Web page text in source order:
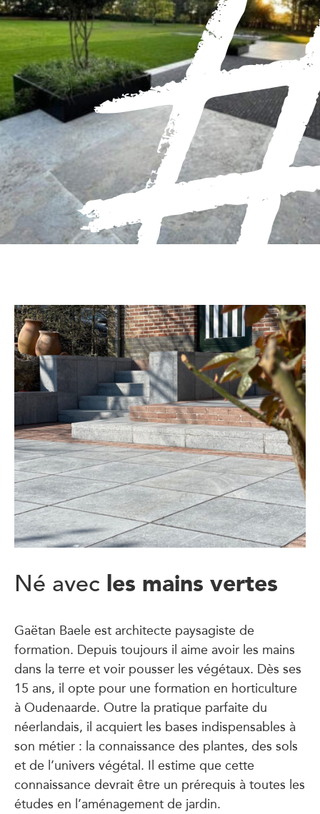
Né avec les mains vertes
Gaëtan Baele est architecte paysagiste de
formation. Depuis toujours il aime avoir les mains
dans la terre et voir pousser les végétaux. Dès ses
15 ans, il opte pour une formation en horticulture
à Oudenaarde. Outre la pratique parfaite du
néerlandais, il acquiert les bases indispensables à
son métier : la connaissance des plantes, des sols
et de l’univers végétal. Il estime que cette
connaissance devrait être un prérequis à toutes les
études en l’aménagement de jardin.